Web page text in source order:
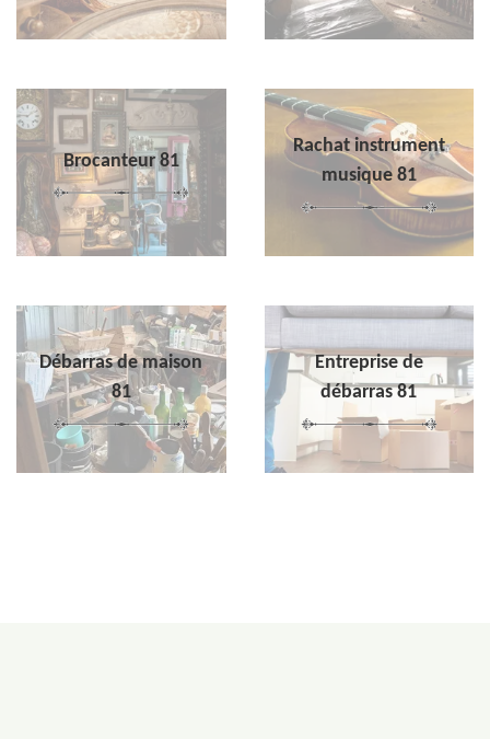
Brocanteur 81
Rachat instrument
musique 81
Débarras de maison
81
Entreprise de
débarras 81